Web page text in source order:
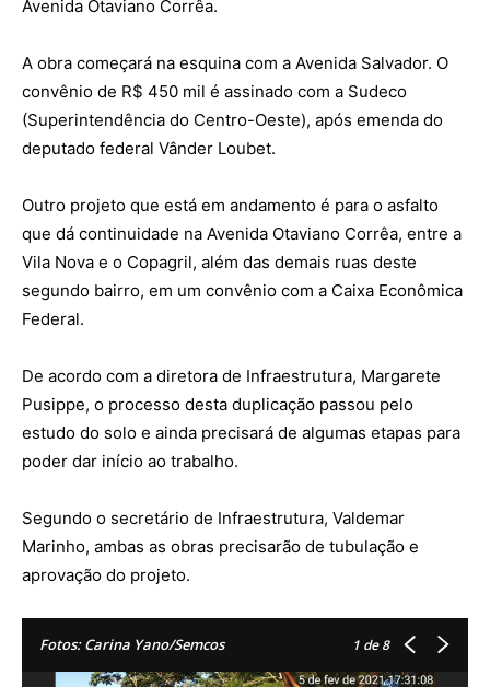
Avenida Otaviano Corrêa.
A obra começará na esquina com a Avenida Salvador. O
convênio de R$ 450 mil é assinado com a Sudeco
(Superintendência do Centro-Oeste), após emenda do
deputado federal Vânder Loubet.
Outro projeto que está em andamento é para o asfalto
que dá continuidade na Avenida Otaviano Corrêa, entre a
Vila Nova e o Copagril, além das demais ruas deste
segundo bairro, em um convênio com a Caixa Econômica
Federal.
De acordo com a diretora de Infraestrutura, Margarete
Pusippe, o processo desta duplicação passou pelo
estudo do solo e ainda precisará de algumas etapas para
poder dar início ao trabalho.
Segundo o secretário de Infraestrutura, Valdemar
Marinho, ambas as obras precisarão de tubulação e
aprovação do projeto.
Fotos: Carina Yano/Semcos 1 de 8